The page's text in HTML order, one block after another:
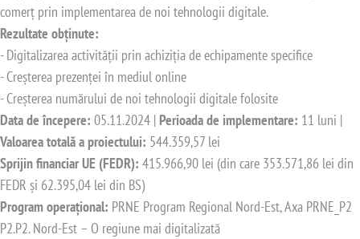
comerț prin implementarea de noi tehnologii digitale.
Rezultate obținute:
- Digitalizarea activității prin achiziția de echipamente specifice
- Creșterea prezenței în mediul online
- Creșterea numărului de noi tehnologii digitale folosite
Data de începere: 05.11.2024 | Perioada de implementare: 11 luni |
Valoarea totală a proiectului: 544.359,57 lei
Sprijin financiar UE (FEDR): 415.966,90 lei (din care 353.571,86 lei din
FEDR și 62.395,04 lei din BS)
Program operațional: PRNE Program Regional Nord-Est, Axa PRNE_P2
P2.P2. Nord-Est – O regiune mai digitalizată